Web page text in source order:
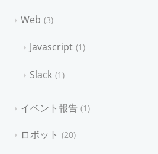
Web 3
Javascript 1
Slack 1
イベント報告 1
ロボット 20